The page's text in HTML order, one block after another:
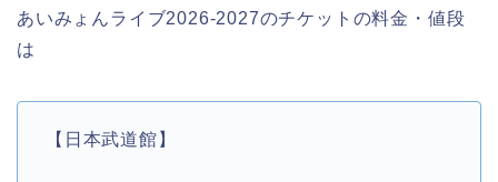
あいみょんライブ2026-2027のチケットの料金・値段
は
【日本武道館】